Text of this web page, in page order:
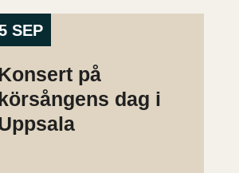
SEP
på
dag i